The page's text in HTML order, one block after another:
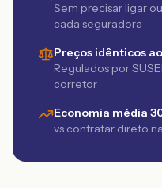
Sem precisar ligar
cada seguradora
Preços idênticos
Regulados por
corretor
Economia média
vs contratar direto